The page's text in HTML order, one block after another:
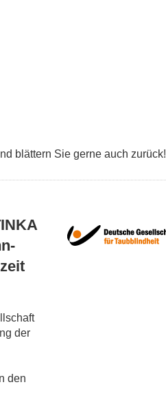
blättern Sie gerne auch zurück!
der
den